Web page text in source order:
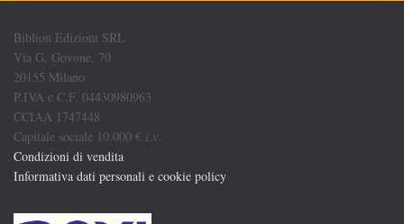
Biblion Edizioni SRL
Via G. Govone, 70
20155 Milano
P.IVA e C.F. 04430980963
CCIAA 1747448
Capitale sociale 10.000 € i.v.
Condizioni di vendita
Informativa dati personali e cookie policy